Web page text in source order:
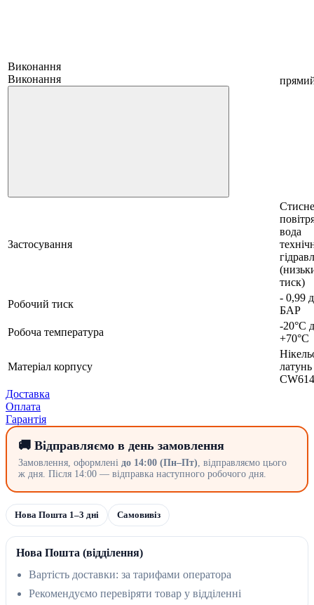
Виконання
Виконання
Застосування
вода
тиск)
Робочий тиск
- 0,99
БАР
Робоча температура
-20°С
+70°С
Матеріал корпусу
латунь
Доставка
Оплата
Гарантія
🚚 Відправляємо в день замовлення
Замовлення, оформлені до 14:00 (Пн–Пт) , відправляємо цього
ж дня. Після 14:00 — відправка наступного робочого дня.
Нова Пошта 1–3 дні Самовивіз
Нова Пошта (відділення)
Вартість доставки: за тарифами оператора
Рекомендуємо перевіряти товар у відділенні